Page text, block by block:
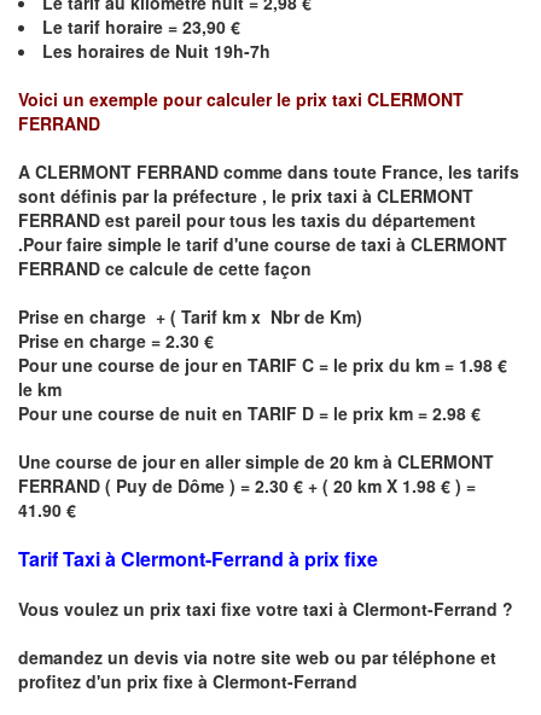
Le tarif horaire = 23,90 €
Les horaires de Nuit 19h-7h
Voici un exemple pour calculer le prix taxi CLERMONT
FERRAND
A CLERMONT FERRAND comme dans toute France, les tarifs
sont définis par la préfecture , le prix taxi à CLERMONT
FERRAND est pareil pour tous les taxis du département
.Pour faire simple le tarif d'une course de taxi à CLERMONT
FERRAND ce calcule de cette façon
Prise en charge + ( Tarif km x Nbr de Km)
Prise en charge = 2.30 €
Pour une course de jour en TARIF C = le prix du km = 1.98 €
le km
Pour une course de nuit en TARIF D = le prix km = 2.98 €
Une course de jour en aller simple de 20 km à CLERMONT
FERRAND ( Puy de Dôme ) = 2.30 € + ( 20 km X 1.98 € ) =
41.90 €
Tarif Taxi àClermont-Ferrand à prix fixe
Vous voulez un prix taxi fixe votre taxi à Clermont-Ferrand ?
demandez un devis via notre site web ou par téléphone et
profitez d'un prix fixe à Clermont-Ferrand